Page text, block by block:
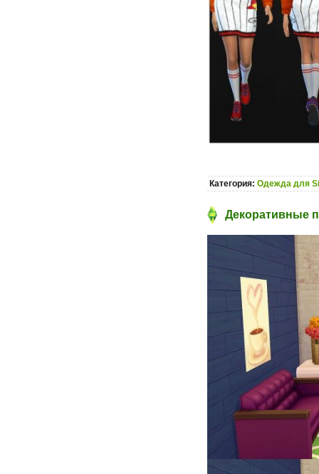
Категория: Одежда для
Декоративные